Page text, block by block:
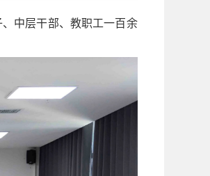
中层干部、教职工一百余